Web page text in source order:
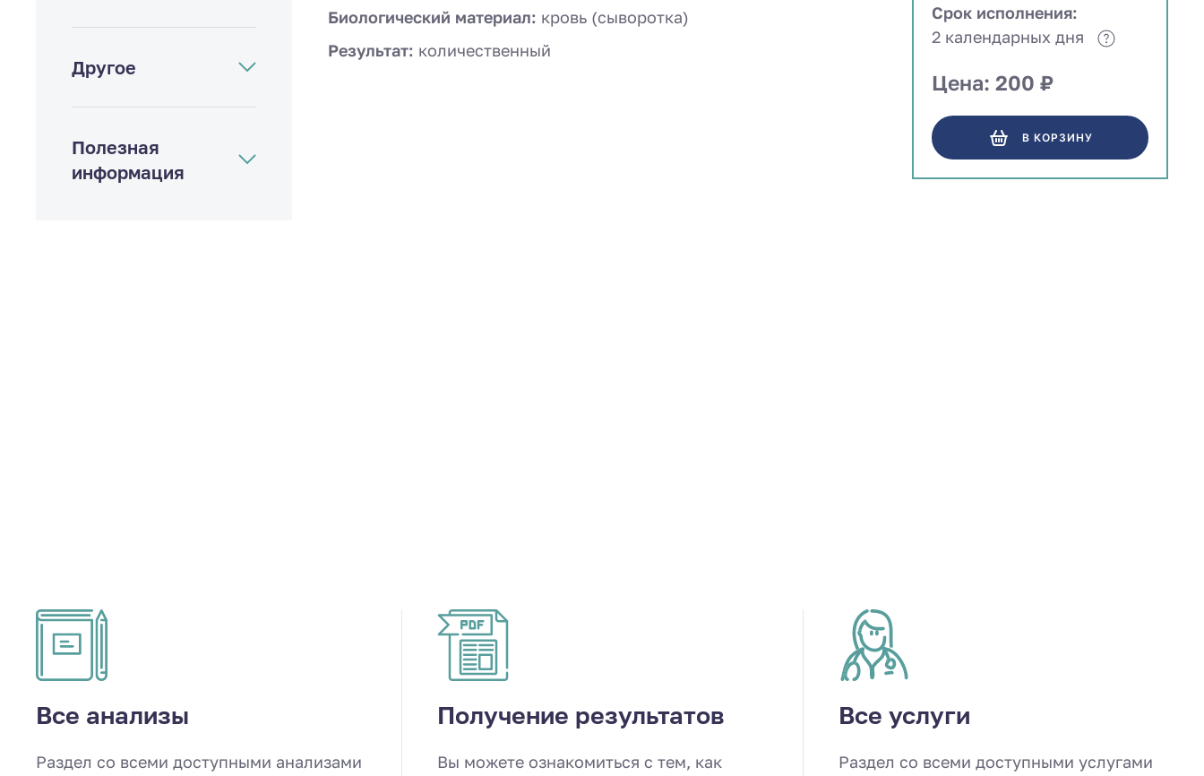
Другое
Полезная
информация
Биологический материал: кровь (сыворотка)
Результат: количественный
Срок исполнения:
2 календарных дня
Цена: 200 ₽
В КОРЗИНУ
Все анализы
Раздел со всеми доступными анализами
Получение результатов
Вы можете ознакомиться с тем, как
Все услуги
Раздел со всеми доступными услугами